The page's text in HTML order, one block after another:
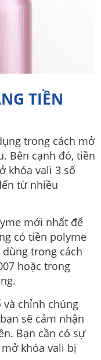
TIỀN
trong cách mở
Bên cạnh đó, tiền
khóa vali 3 số
từ nhiều
mới nhất để
có tiền polyme
trong cách
hoặc trong
và chỉnh chúng
sẽ cảm nhận
Bạn cần có sự
khóa vali bị